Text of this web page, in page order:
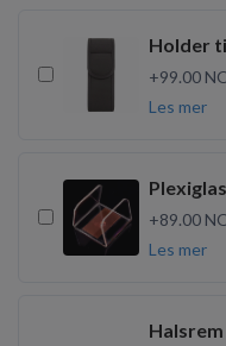
Holder
+99.00
Les mer
+89.00
Les mer